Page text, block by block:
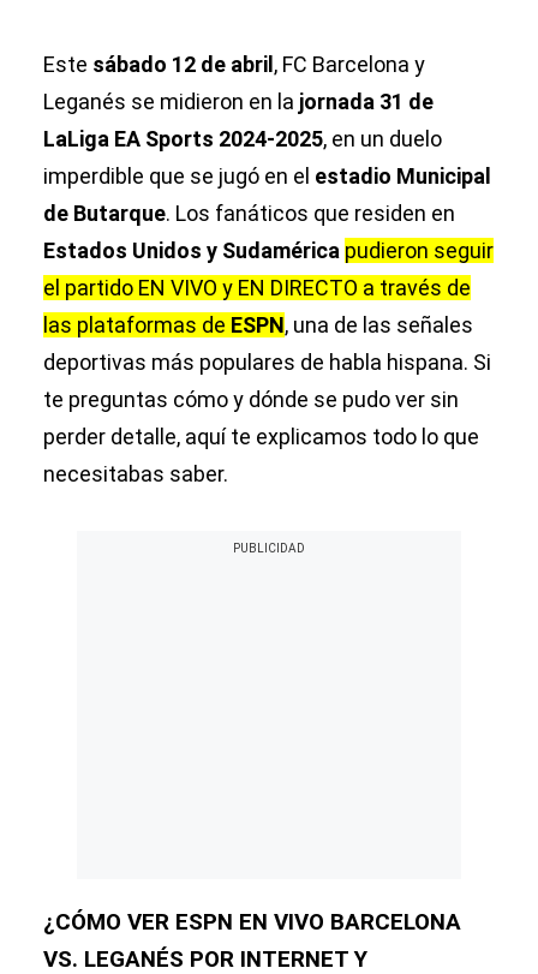
Este sábado 12 de abril , FC Barcelona y
Leganés se midieron en la jornada 31 de
LaLiga EA Sports 2024-2025, en un duelo
imperdible que se jugó en el estadio Municipal
de Butarque. Los fanáticos que residen en
Estados Unidos y Sudamérica pudieron seguir
el partido EN VIVO y EN DIRECTO a través de
las plataformas de ESPN, una de las señales
deportivas más populares de habla hispana. Si
te preguntas cómo y dónde se pudo ver sin
perder detalle, aquí te explicamos todo lo que
necesitabas saber.
¿CÓMO VER ESPN EN VIVO BARCELONA
VS. LEGANÉS POR INTERNET Y